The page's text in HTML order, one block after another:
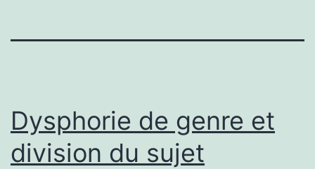
Dysphorie de genre et
division du sujet